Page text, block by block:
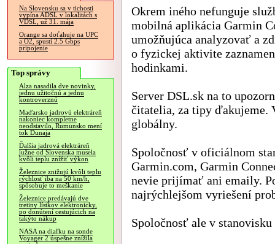
Na Slovensku sa v tichosti
vypína ADSL v lokalitách s
VDSL, už 31. mája
Orange sa doťahuje na UPC
a O2, spustí 2.5 Gbps
pripojenie
Top správy
Alza nasadila dve novinky,
jednu užitočnú a jednu
kontroverznú
Maďarsko jadrovú elektráreň
nakoniec kompletne
neodstavilo, Rumunsko mení
tok Dunaja
Ďalšia jadrová elektráreň
južne od Slovenska musela
kvôli teplu znížiť výkon
Železnice znižujú kvôli teplu
rýchlosť iba na 50 km/h,
spôsobuje to meškanie
Železnice predávajú dve
tretiny lístkov elektronicky,
po donútení cestujúcich na
takýto nákup
NASA na diaľku na sonde
Voyager 2 úspešne znížila
Okrem iného nefunguje
mobilná aplikácia Garmin
umožňujúca analyzovať a
o fyzickej aktivite
hodinkami.
Server DSL.sk na to
čitatelia, za tipy ďakujeme.
globálny.
Spoločnosť v oficiálnom
Garmin.com, Garmin
nevie prijímať ani emaily.
najrýchlejšom vyriešení
Spoločnosť ale v